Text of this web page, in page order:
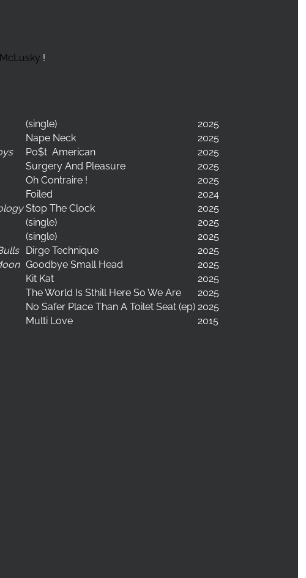
McLusky !
(single)
2025
Nape Neck
2025
Po$t American
2025
Surgery And Pleasure
2025
Oh Contraire !
2025
Foiled
2024
Stop The Clock
2025
(single)
2025
(single)
2025
Dirge Technique
2025
Goodbye Small Head
2025
Kit Kat
2025
The World Is Sthill Here So We Are
2025
No Safer Place Than A Toilet Seat (ep) 2025
Multi Love 2015